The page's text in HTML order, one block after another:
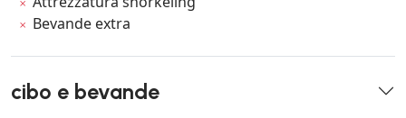
Bevande extra
cibo e bevande